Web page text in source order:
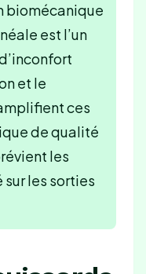
biomécanique
est l’un
et le
ces
de qualité
les
les sorties